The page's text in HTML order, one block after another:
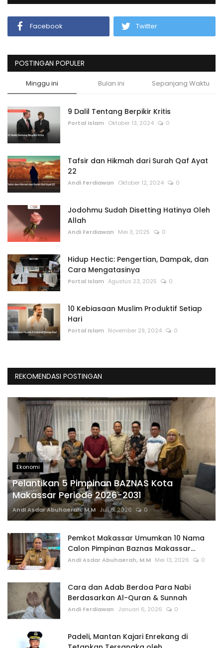
Facebook Twitter
POSTINGAN POPULER
Minggu ini Bulan ini Sepanjang Waktu
9 Dalil Tentang Berpikir Kritis
Portal Islam Oktober 13, 2024 0
Tafsir dan Hikmah dari Surah Qaf Ayat
22
Andi Ferdiawan Oktober 12, 2024 0
Jodohmu Sudah Disetting Hatinya Oleh
Allah
Andi Ferdiawan Mei 3, 2025 0
Hidup Hectic: Pengertian, Dampak, dan
Cara Mengatasinya
Portal Islam Agustus 23, 2025 0
10 Kebiasaan Muslim Produktif Setiap
Hari
Portal Islam November 29, 2024 0
REKOMENDASI POSTINGAN
Ekonomi
Pelantikan 5 Pimpinan BAZNAS Kota
Makassar Periode 2026-2031
Andi Asdar Abuhaerah, M.M Juli 6, 2026 0
Pemkot Makassar Umumkan 10 Nama
Calon Pimpinan Baznas Makassar...
Andi Asdar Abuhaerah, M.M Mei 13, 2026 0
Cara dan Adab Berdoa Para Nabi
Berdasarkan Al-Quran & Sunnah
Andi Ferdiawan Januari 6, 2026 0
Padeli, Mantan Kajari Enrekang di